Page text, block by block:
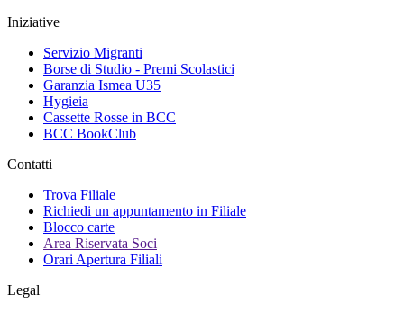
Iniziative
Servizio Migranti
Borse di Studio - Premi Scolastici
Garanzia Ismea U35
Hygieia
Cassette Rosse in BCC
BCC BookClub
Contatti
Trova Filiale
Richiedi un appuntamento in Filiale
Blocco carte
Area Riservata Soci
Orari Apertura Filiali
Legal